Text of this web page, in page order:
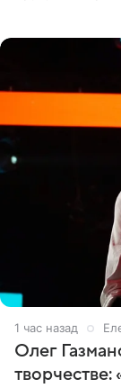
1 час назад
Олег